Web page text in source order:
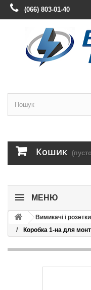
(066) 803-01-40
Кошик
МЕНЮ
Вимикачі і розетки
Коробка 1-на для